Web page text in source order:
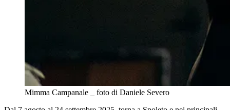
Mimma Campanale _ foto di Daniele Severo